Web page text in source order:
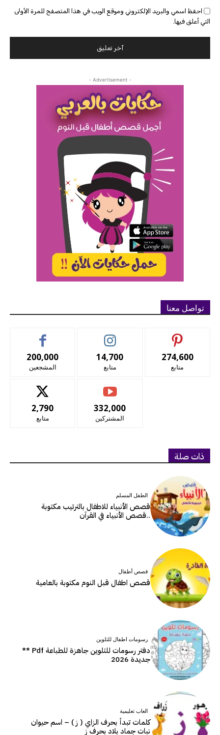
احفظ اسمي والبريد الإلكتروني وموقع الويب في هذا المتصفح للمرة الأولى
التي أعلق فيها.
- Advertisement -
تواصل معنا
200,000
المشجعين
14,700
متابع
274,600
متابع
2,790
متابع
332,000
المشتركين
ذات صلة
الطفل المسلم
قصص الأنبياء للاطفال بالترتيب مكتوبة
..قصص الأنبياء في القرآن
قصص أطفال
قصص اطفال قبل النوم مكتوبة بالعامية
رسومات اطفال للتلوين
دفتر رسومات للتلوين جاهزة للطباعة Pdf **
جديدة 2026
العاب تعليمية
كلمات تبدأ بحرف الزاي ( ز ) – اسم حيوان
نبات جماد بلاد بحرف ز